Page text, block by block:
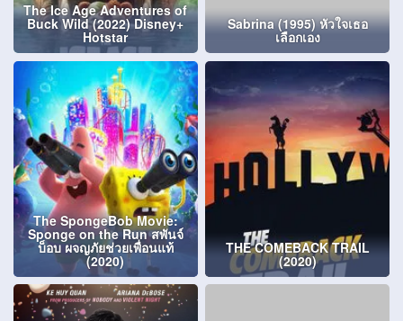
The Ice Age Adventures of
Buck Wild (2022) Disney+
Hotstar
Sabrina (1995) หัวใจเธอ
เลือกเอง
The SpongeBob Movie:
Sponge on the Run สพันจ์
บ็อบ ผจญภัยช่วยเพื่อนแท้
(2020)
THE COMEBACK TRAIL
(2020)